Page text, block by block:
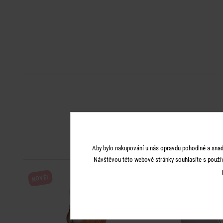
Aby bylo nakupování u nás opravdu pohodlné a
Návštěvou této webové stránky souhlasíte s